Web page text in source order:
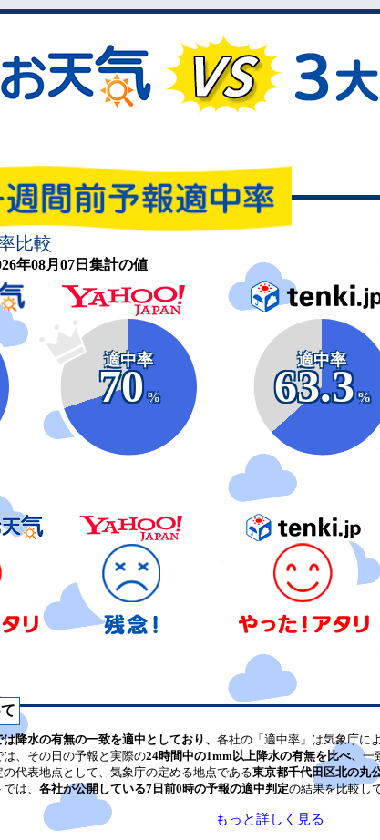
比較
年08月07日集計の値
適中率
70
%
適中率
63.3
%
降水の有無の一致を適中としており、 各社の「適中率」は気象庁に
、その日の予報と実際の24時間中の1mm以上降水の有無を比べ、 一
代表地点として、気象庁の定める地点である東京都千代田区北の丸
は、 各社が公開している7日前0時の予報の適中判定の結果を比較し
もっと詳しく見る